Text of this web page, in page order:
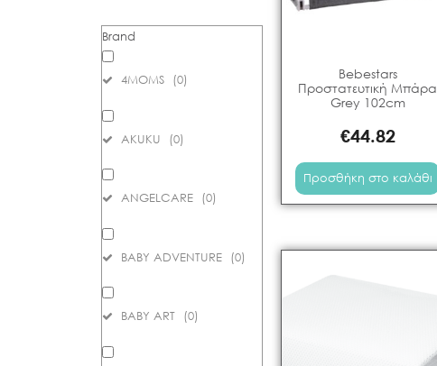
Brand
4MOMS (0)
AKUKU (0)
ANGELCARE (0)
BABY ADVENTURE (0)
BABY ART (0)
Bebestars
Προστατευτική Μπάρα
Grey 102cm
€44.82
Προσθήκη στο καλάθι